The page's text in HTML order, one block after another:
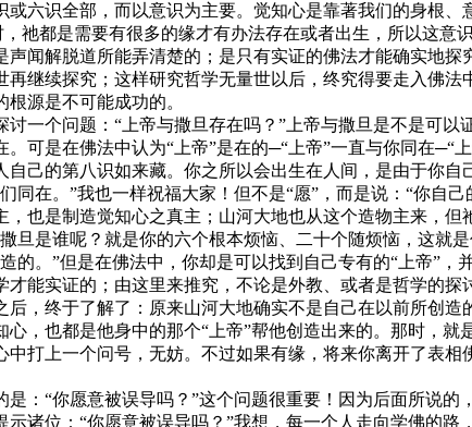
或六识全部，而以意识为主要。觉知心是靠著我们的身根
祂都是需要有很多的缘才有办法存在或者出生，所以这
声闻解脱道所能弄清楚的；是只有实证的佛法才能确实地
再继续探究；这样研究哲学无量世以后，终究得要走入佛
源是不可能成功的。
个问题：“上帝与撒旦存在吗？”上帝与撒旦是不是可以
可是在佛法中认为“上帝”是在的─“上帝”一直与你同在
自己的第八识如来藏。你之所以会出生在人间，是由于你
同在。”我也一样祝福大家！但不是“愿”，而是说：“你自
，也是制造觉知心之真主；山河大地也从这个造物主来，
旦是谁呢？就是你的六个根本烦恼、二十个随烦恼，这就
的。”但是在佛法中，你却是可以找到自己专有的“上帝”
才能实证的；由这里来推究，不论是外教、或者是哲学的
，终于了解了：原来山河大地确实不是自己在以前所创
心，也都是他身中的那个“上帝”帮他创造出来的。那时，
中打上一个问号，无妨。不过如果有缘，将来你离开了表
“你愿意被误导吗？”这个问题很重要！因为后面所说的
示诸位：“你愿意被误导吗？”我想，每一个人走向学佛的